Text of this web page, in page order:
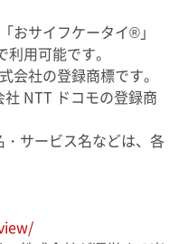
おサイフケータイ®」
用可能です。
社の登録商標です。
NTT ドコモの登録商
サービス名などは、各